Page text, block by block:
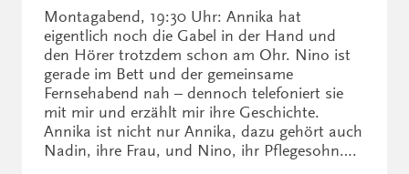
Montagabend, 19:30 Uhr: Annika hat
eigentlich noch die Gabel in der Hand und
den Hörer trotzdem schon am Ohr. Nino ist
gerade im Bett und der gemeinsame
Fernsehabend nah – dennoch telefoniert sie
mit mir und erzählt mir ihre Geschichte.
Annika ist nicht nur Annika, dazu gehört auch
Nadin, ihre Frau, und Nino, ihr Pflegesohn….